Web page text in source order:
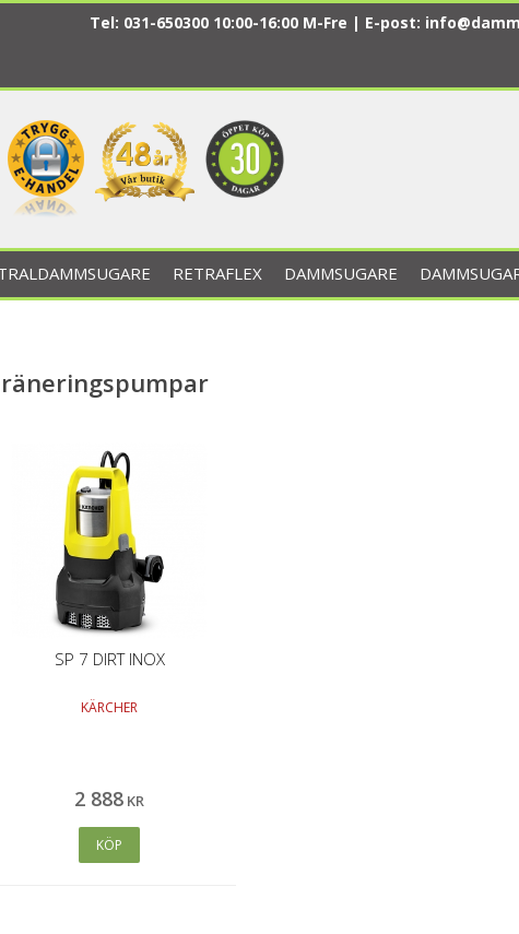
Tel: 031-650300 10:00-16:00 M-Fre | E-post:
RETRAFLEX DAMMSUGARE
SP 7 DIRT INOX
KÄRCHER
2 888 KR
KÖP